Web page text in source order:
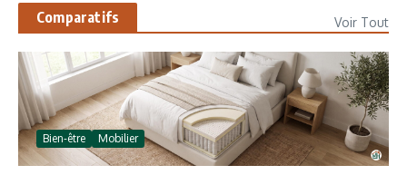
Comparatifs Voir Tout
Bien-être Mobilier